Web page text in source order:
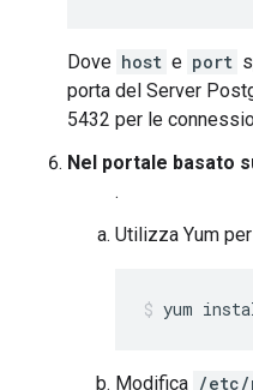
Dove host e port
porta del Server
5432 per le
Nel portale basato
.
Utilizza Yum
yum
Modifica /etc/